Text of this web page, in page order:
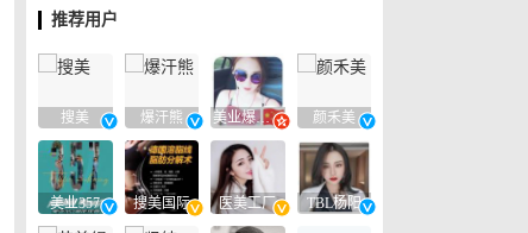
推荐用户
搜美 爆汗熊 美业爆款平台 颜禾美
美业357 搜美国际 医美工厂 TBL杨阳